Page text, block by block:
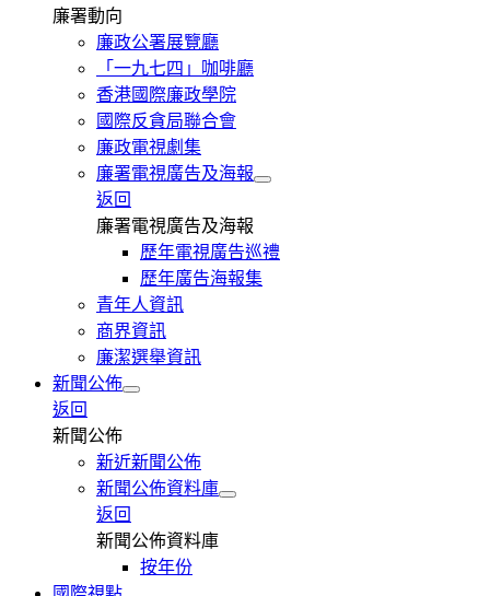
廉署動向
廉政公署展覽廳
「一九七四」咖啡廳
香港國際廉政學院
國際反貪局聯合會
廉政電視劇集
廉署電視廣告及海報
返回
廉署電視廣告及海報
歷年電視廣告巡禮
歷年廣告海報集
青年人資訊
商界資訊
廉潔選舉資訊
新聞公佈
返回
新聞公佈
新近新聞公佈
新聞公佈資料庫
返回
新聞公佈資料庫
按年份